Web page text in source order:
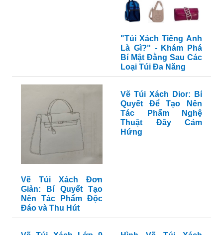
"Túi Xách Tiếng Anh
Là Gì?" - Khám Phá
Bí Mật Đằng Sau Các
Loại Túi Đa Năng
Vẽ Túi Xách Đơn
Giản: Bí Quyết Tạo
Nên Tác Phẩm Độc
Đáo và Thu Hút
Vẽ Túi Xách Dior: Bí
Quyết Để Tạo Nên
Tác Phẩm Nghệ
Thuật Đầy Cảm
Hứng